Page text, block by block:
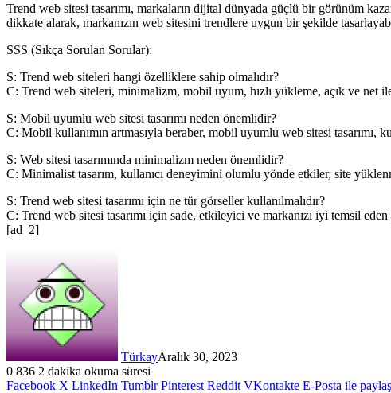
Trend web sitesi tasarımı, markaların dijital dünyada güçlü bir görünüm
dikkate alarak, markanızın web sitesini trendlere uygun bir şekilde
SSS (Sıkça Sorulan Sorular):
S: Trend web siteleri hangi özelliklere sahip olmalıdır?
C: Trend web siteleri, minimalizm, mobil uyum, hızlı yükleme, açık ve net
S: Mobil uyumlu web sitesi tasarımı neden önemlidir?
C: Mobil kullanımın artmasıyla beraber, mobil uyumlu web sitesi
S: Web sitesi tasarımında minimalizm neden önemlidir?
C: Minimalist tasarım, kullanıcı deneyimini olumlu yönde etkiler, site
S: Trend web sitesi tasarımı için ne tür görseller kullanılmalıdır?
C: Trend web sitesi tasarımı için sade, etkileyici ve markanızı iyi temsil eden
[ad_2]
TürkayAralık 30, 2023
0 836 2 dakika okuma süresi
Facebook X LinkedIn Tumblr Pinterest Reddit VKontakte E-Posta ile paylaş